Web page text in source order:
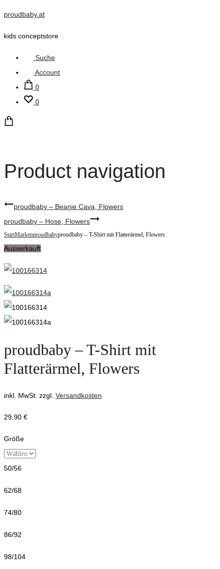
proudbaby.at
kids conceptstore
Suche
Account
0
0
Product navigation
proudbaby – Beanie Cava, Flowers
proudbaby – Hose, Flowers
StartMarkenproudbabyproudbaby – T-Shirt mit Flatterärmel, Flowers
Ausverkauft
proudbaby – T-Shirt mit
Flatterärmel, Flowers
inkl. MwSt. zzgl. Versandkosten
29,90 €
Größe
50/56
62/68
74/80
86/92
98/104